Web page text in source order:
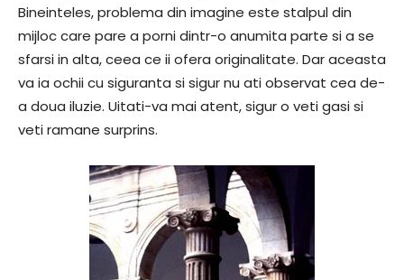
Bineinteles, problema din imagine este stalpul din
mijloc care pare a porni dintr-o anumita parte si a se
sfarsi in alta, ceea ce ii ofera originalitate. Dar aceasta
va ia ochii cu siguranta si sigur nu ati observat cea de-
a doua iluzie. Uitati-va mai atent, sigur o veti gasi si
veti ramane surprins.